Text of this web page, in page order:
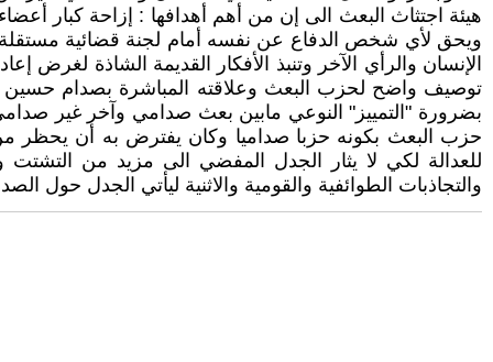
هيئة اجتثاث البعث الى إن من أهم أهدافها : إزاحة كبار
ويحق لأي شخص الدفاع عن نفسه أمام لجنة قضائية مستقلة
الإنسان والرأي الآخر وتنبذ الأفكار القديمة الشاذة
توصيف واضح لحزب البعث وعلاقته المباشرة بصدام
بضرورة "التمييز" النوعي مابين بعث صدامي وآخر غير
حزب البعث بكونه حزبا صداميا وكان يفترض به أن يحظر
للعدالة لكي لا يثار الجدل المفضي الى مزيد من التشتت
والتجاذبات الطوائفية والقومية والاثنية ليأتي الجدل حول